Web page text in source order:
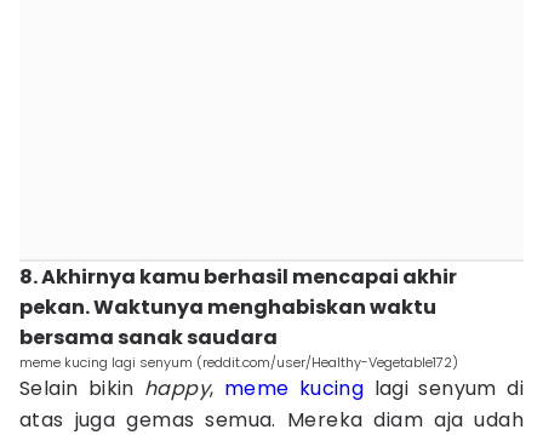
8. Akhirnya kamu berhasil mencapai akhir
pekan. Waktunya menghabiskan waktu
bersama sanak saudara
meme kucing lagi senyum (reddit.com/user/Healthy-Vegetable172)
Selain bikin happy, meme kucing lagi senyum di
atas juga gemas semua. Mereka diam aja udah